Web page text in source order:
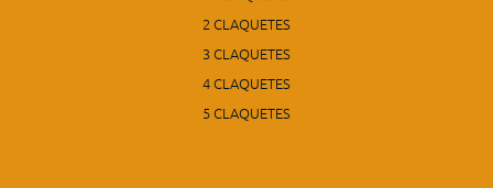
2 CLAQUETES
3 CLAQUETES
4 CLAQUETES
5 CLAQUETES